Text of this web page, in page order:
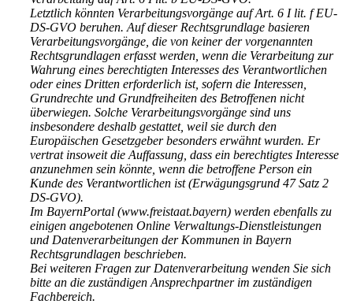
Letztlich könnten Verarbeitungsvorgänge auf Art. 6 I lit. f EU-
DS-GVO beruhen. Auf dieser Rechtsgrundlage basieren
Verarbeitungsvorgänge, die von keiner der vorgenannten
Rechtsgrundlagen erfasst werden, wenn die Verarbeitung zur
Wahrung eines berechtigten Interesses des Verantwortlichen
oder eines Dritten erforderlich ist, sofern die Interessen,
Grundrechte und Grundfreiheiten des Betroffenen nicht
überwiegen. Solche Verarbeitungsvorgänge sind uns
insbesondere deshalb gestattet, weil sie durch den
Europäischen Gesetzgeber besonders erwähnt wurden. Er
vertrat insoweit die Auffassung, dass ein berechtigtes Interesse
anzunehmen sein könnte, wenn die betroffene Person ein
Kunde des Verantwortlichen ist (Erwägungsgrund 47 Satz 2
DS-GVO).
Im BayernPortal (www.freistaat.bayern) werden ebenfalls zu
einigen angebotenen Online Verwaltungs-Dienstleistungen
und Datenverarbeitungen der Kommunen in Bayern
Rechtsgrundlagen beschrieben.
Bei weiteren Fragen zur Datenverarbeitung wenden Sie sich
bitte an die zuständigen Ansprechpartner im zuständigen
Fachbereich.